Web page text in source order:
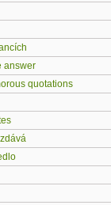
answer
quotations